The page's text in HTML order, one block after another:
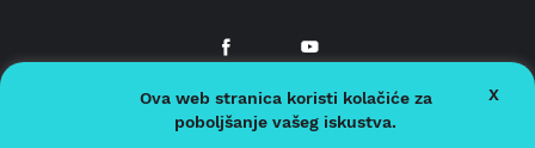
© 2026.Radio Sisak
Politika privatnosti
Ova web stranica koristi kolačiće za
poboljšanje vašeg iskustva.
X